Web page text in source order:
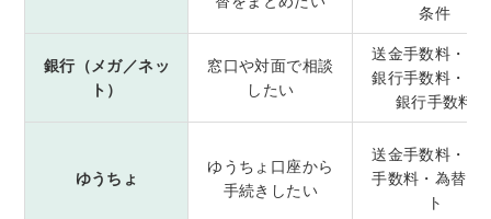
条件
銀行（メガ／ネッ
ト）
窓口や対面で相談
したい
送金手数料・中
銀行手数料・受
銀行手数料
ゆうちょ
ゆうちょ口座から
手続きしたい
送金手数料・仲
手数料・為替レ
ト